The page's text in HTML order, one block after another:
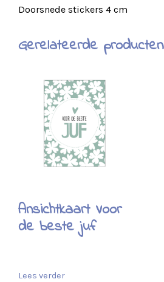
Doorsnede stickers 4 cm
Gerelateerde producten
Ansichtkaart Voor
de beste juf
Lees verder